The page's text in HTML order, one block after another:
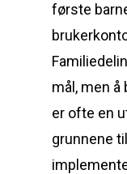
første
mål, men å
er ofte en
grunnene